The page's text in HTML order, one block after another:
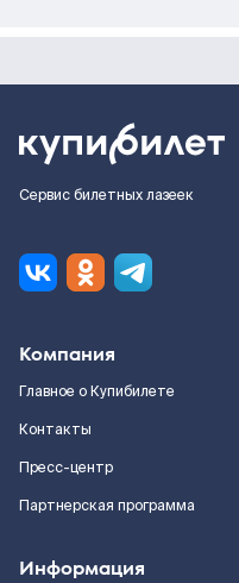
Сервис билетных лазеек
Компания
Главное о Купибилете
Контакты
Пресс-центр
Партнерская программа
Информация